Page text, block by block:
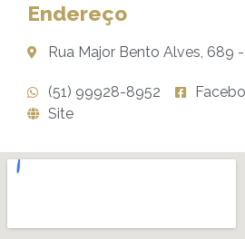
Endereço
Rua Major Bento Alves, 689
(51) 99928-8952
Site